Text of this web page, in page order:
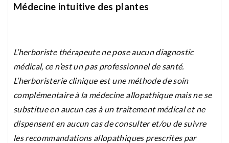
Médecine intuitive des plantes
L’herboriste thérapeute ne pose aucun diagnostic
médical, ce n’est un pas professionnel de santé.
L’herboristerie clinique est une méthode de soin
complémentaire à la médecine allopathique mais ne se
substitue en aucun cas à un traitement médical et ne
dispensent en aucun cas de consulter et/ou de suivre
les recommandations allopathiques prescrites par